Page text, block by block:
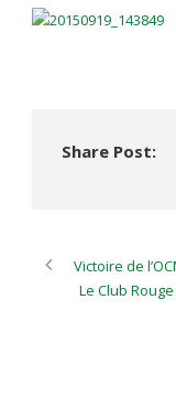
Share Post:
Victoire de
Le Club